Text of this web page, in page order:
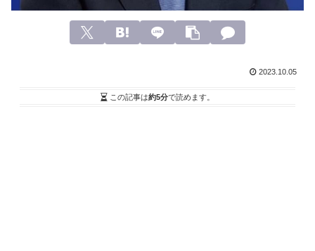
2023.10.05
この記事は約5分で読めます。